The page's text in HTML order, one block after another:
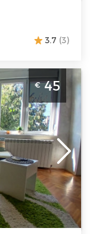
3.7 (3)
House
minuta
:41
€45